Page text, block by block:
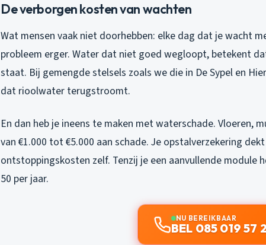
De verborgen kosten van wachten
Wat mensen vaak niet doorhebben: elke dag dat je wacht
probleem erger. Water dat niet goed wegloopt, betekent
staat. Bij gemengde stelsels zoals we die in De Sypel en
dat rioolwater terugstroomt.
En dan heb je ineens te maken met waterschade. Vloeren,
van €1.000 tot €5.000 aan schade. Je opstalverzekering
ontstoppingskosten zelf. Tenzij je een aanvullende module
50 per jaar.
NU BEREIKBAAR
BEL 085 019 57